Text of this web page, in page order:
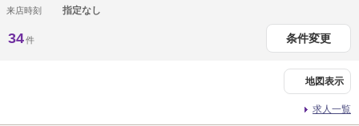
来店時刻 指定なし
34件 条件変更
地図表示
求人一覧